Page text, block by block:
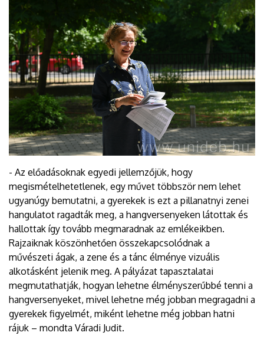
- Az előadásoknak egyedi jellemzőjük, hogy
megismételhetetlenek, egy művet többször nem lehet
ugyanúgy bemutatni, a gyerekek is ezt a pillanatnyi zenei
hangulatot ragadták meg, a hangversenyeken látottak és
hallottak így tovább megmaradnak az emlékeikben.
Rajzaiknak köszönhetően összekapcsolódnak a
művészeti ágak, a zene és a tánc élménye vizuális
alkotásként jelenik meg. A pályázat tapasztalatai
megmutathatják, hogyan lehetne élményszerűbbé tenni a
hangversenyeket, mivel lehetne még jobban megragadni a
gyerekek figyelmét, miként lehetne még jobban hatni
rájuk – mondta Váradi Judit.